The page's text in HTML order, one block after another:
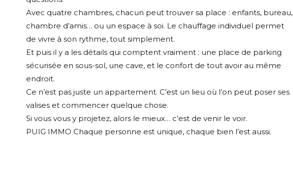
Avec quatre chambres, chacun peut trouver sa place : enfants, bureau,
chambre d’amis… ou un espace à soi. Le chauffage individuel permet
de vivre à son rythme, tout simplement.
Et puis il y a les détails qui comptent vraiment : une place de parking
sécurisée en sous-sol, une cave, et le confort de tout avoir au même
endroit.
Ce n’est pas juste un appartement. C’est un lieu où l’on peut poser ses
valises et commencer quelque chose.
Si vous vous y projetez, alors le mieux… c’est de venir le voir.
PUIG IMMO Chaque personne est unique, chaque bien l’est aussi.